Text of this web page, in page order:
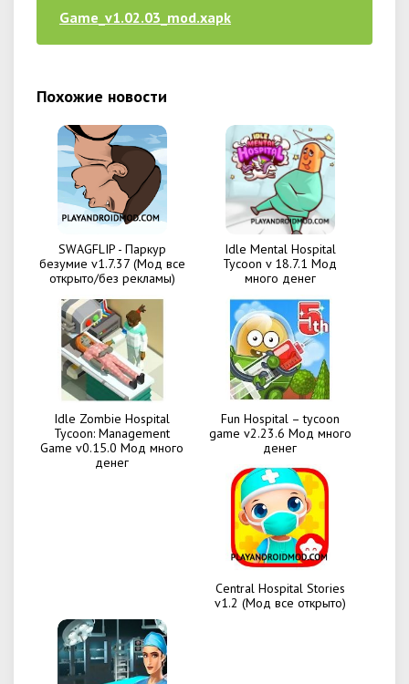
Game_v1.02.03_mod.xapk
Похожие новости
SWAGFLIP - Паркур
безумие v1.7.37 (Мод все
открыто/без рекламы)
Idle Mental Hospital
Tycoon v 18.7.1 Мод
много денег
Idle Zombie Hospital
Tycoon: Management
Game v0.15.0 Мод много
денег
Fun Hospital – tycoon
game v2.23.6 Мод много
денег
Central Hospital Stories
v1.2 (Мод все открыто)